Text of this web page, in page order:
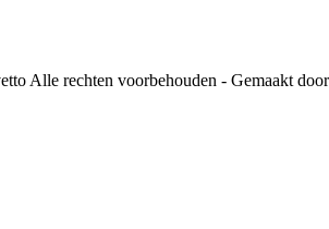
Alle rechten voorbehouden - Gemaakt door